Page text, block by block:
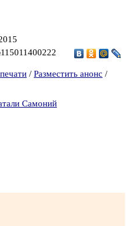
/ Разместить анонс /
Самоний